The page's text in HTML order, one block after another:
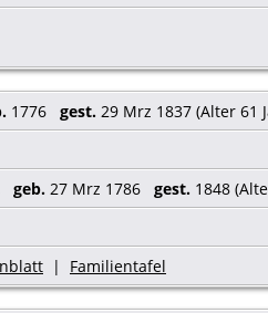
1776 gest. 29 Mrz 1837 (Alter 61
geb. 27 Mrz 1786 gest. 1848
| Familientafel